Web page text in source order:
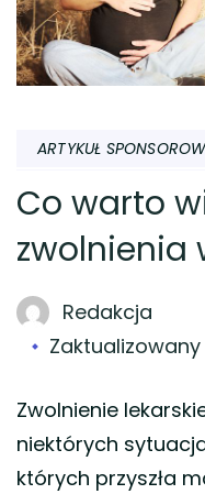
ARTYKUŁ
Co warto
zwolnienia
Redakcja
Zwolnienie
niektórych
których przyszła